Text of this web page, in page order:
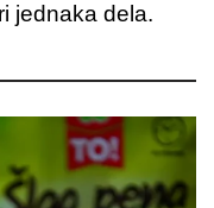
jednaka dela.